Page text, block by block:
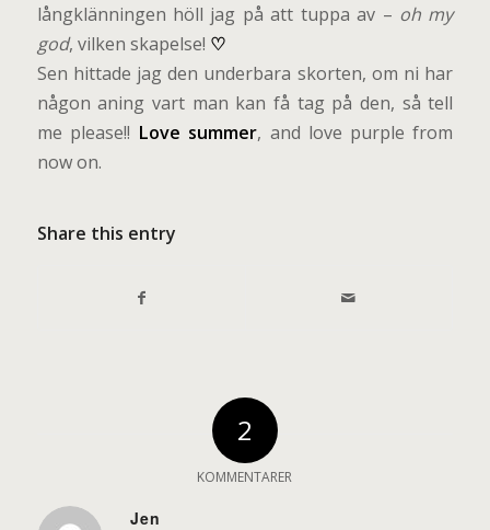
långklänningen höll jag på att tuppa av – oh my
god, vilken skapelse! ♡
Sen hittade jag den underbara skorten, om ni har
någon aning vart man kan få tag på den, så tell
me please!! Love summer, and love purple from
now on.
Share this entry
2
KOMMENTARER
Jen